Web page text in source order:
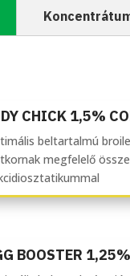
CHICK 1,5%
beltartalmú
megfelelő
BOOSTER 1,25%